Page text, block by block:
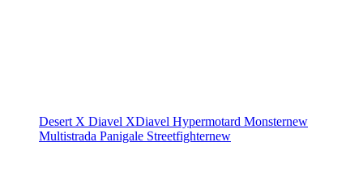
Desert X Diavel XDiavel Hypermotard Monsternew
Multistrada Panigale Streetfighternew